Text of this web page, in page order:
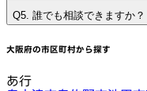
Q5. 誰でも相談できますか？
大阪府の市区町村から探す
あ行